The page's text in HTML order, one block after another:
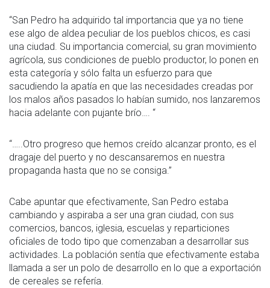
“San Pedro ha adquirido tal importancia que ya no tiene
ese algo de aldea peculiar de los pueblos chicos, es casi
una ciudad. Su importancia comercial, su gran movimiento
agrícola, sus condiciones de pueblo productor, lo ponen en
esta categoría y sólo falta un esfuerzo para que
sacudiendo la apatía en que las necesidades creadas por
los malos años pasados lo habían sumido, nos lanzaremos
hacia adelante con pujante brío…. “
“…..Otro progreso que hemos creído alcanzar pronto, es el
dragaje del puerto y no descansaremos en nuestra
propaganda hasta que no se consiga.”
Cabe apuntar que efectivamente, San Pedro estaba
cambiando y aspiraba a ser una gran ciudad, con sus
comercios, bancos, iglesia, escuelas y reparticiones
oficiales de todo tipo que comenzaban a desarrollar sus
actividades. La población sentía que efectivamente estaba
llamada a ser un polo de desarrollo en lo que a exportación
de cereales se refería.